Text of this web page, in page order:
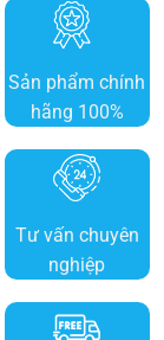
Sản phẩm chính
hãng 100%
Tư vấn chuyên
nghiệp